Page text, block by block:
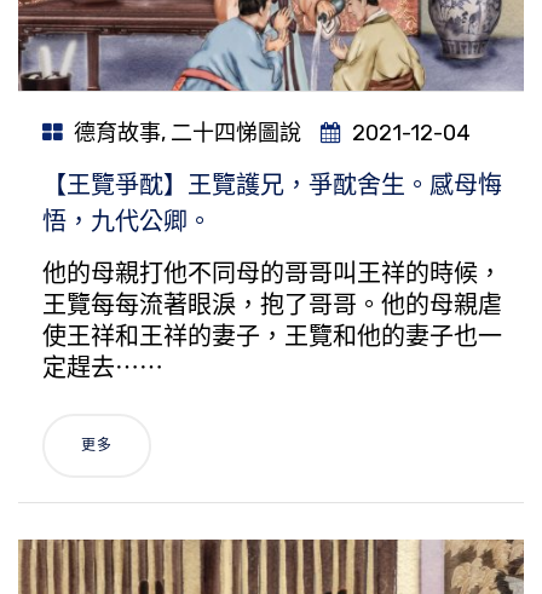
德育故事, 二十四悌圖說 2021-12-04
【王覽爭酖】王覽護兄，爭酖舍生。感母悔
悟，九代公卿。
他的母親打他不同母的哥哥叫王祥的時候，
王覽每每流著眼淚，抱了哥哥。他的母親虐
使王祥和王祥的妻子，王覽和他的妻子也一
定趕去⋯⋯
更多